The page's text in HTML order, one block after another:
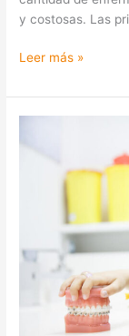
y costosas. Las
Leer más »
dentales
tratarlas?